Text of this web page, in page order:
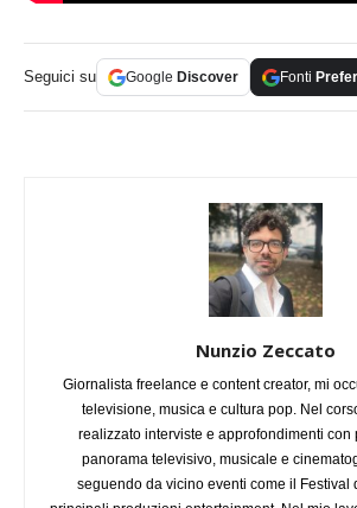
Seguici su Google Discover Fonti
Nunzio Zeccato
Giornalista freelance e content creator, mi
televisione, musica e cultura pop. Nel
realizzato interviste e approfondimenti con
panorama televisivo, musicale e
seguendo da vicino eventi come il Festival